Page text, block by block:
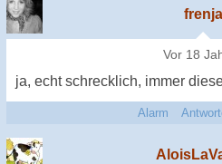
frenja
Vor 18
ja, echt schrecklich, immer
Alarm